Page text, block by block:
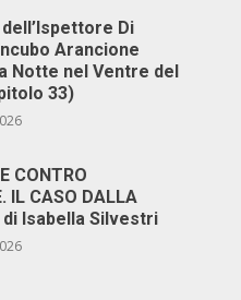
dell’Ispettore Di
Arancione
Notte nel Ventre del
33)
CONTRO
IL CASO DALLA
di Isabella Silvestri